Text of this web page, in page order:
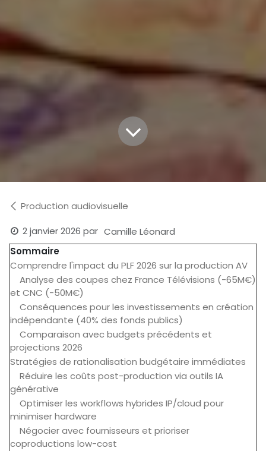
Production audiovisuelle
2 janvier 2026 par Camille Léonard
Sommaire
Comprendre l'impact du PLF 2026 sur la production AV
Analyse des coupes chez France Télévisions (-65M€)
et CNC (-50M€)
Conséquences pour les investissements en création
indépendante (40% des fonds publics)
Comparaison avec budgets précédents et
projections 2026
Stratégies de rationalisation budgétaire immédiates
Réduire les coûts post-production via outils IA
générative
Optimiser les workflows hybrides IP/cloud pour
minimiser hardware
Négocier avec fournisseurs et prioriser
coproductions low-cost